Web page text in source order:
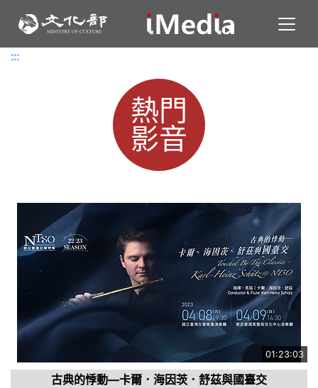
:::
:::
熱門
影音
01:23:03
古典的悸動—卡爾．海因茨．舒茲與國臺交